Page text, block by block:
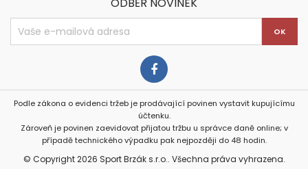
Podle zákona o evidenci tržeb je prodávající povinen vystavit kupujícímu
účtenku.
Zároveň je povinen zaevidovat přijatou tržbu u správce daně online; v
případě technického výpadku pak nejpozději do 48 hodin.
© Copyright 2026 Sport Brzák s.r.o.. Všechna práva vyhrazena.